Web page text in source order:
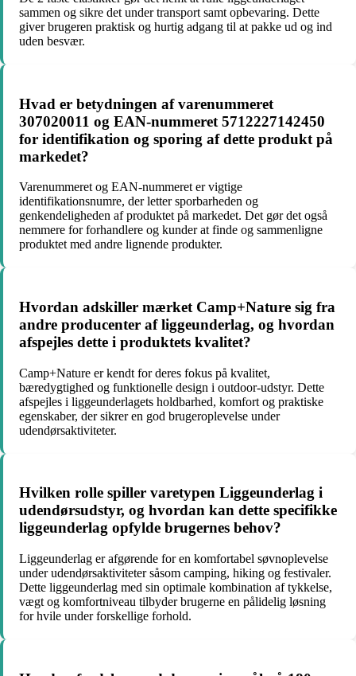
sammen og sikre det under transport samt opbevaring. Dette
giver brugeren praktisk og hurtig adgang til at pakke ud og ind
uden besvær.
Hvad er betydningen af varenummeret
307020011 og EAN-nummeret 5712227142450
for identifikation og sporing af dette produkt på
markedet?
Varenummeret og EAN-nummeret er vigtige
identifikationsnumre, der letter sporbarheden og
genkendeligheden af produktet på markedet. Det gør det også
nemmere for forhandlere og kunder at finde og sammenligne
produktet med andre lignende produkter.
Hvordan adskiller mærket Camp+Nature sig fra
andre producenter af liggeunderlag, og hvordan
afspejles dette i produktets kvalitet?
Camp+Nature er kendt for deres fokus på kvalitet,
bæredygtighed og funktionelle design i outdoor-udstyr. Dette
afspejles i liggeunderlagets holdbarhed, komfort og praktiske
egenskaber, der sikrer en god brugeroplevelse under
udendørsaktiviteter.
Hvilken rolle spiller varetypen Liggeunderlag i
udendørsudstyr, og hvordan kan dette specifikke
liggeunderlag opfylde brugernes behov?
Liggeunderlag er afgørende for en komfortabel søvnoplevelse
under udendørsaktiviteter såsom camping, hiking og festivaler.
Dette liggeunderlag med sin optimale kombination af tykkelse,
vægt og komfortniveau tilbyder brugerne en pålidelig løsning
for hvile under forskellige forhold.